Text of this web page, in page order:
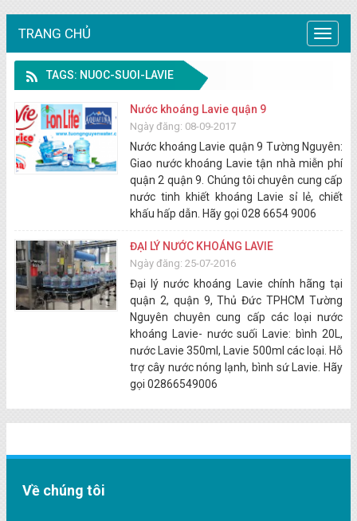
TRANG CHỦ
Trang
chủ
TAGS: NUOC-SUOI-LAVIE
Nước khoáng Lavie quận 9
Ngày đăng: 08-09-2017
Nước khoáng Lavie quận 9 Tường Nguyên:
Giao nước khoáng Lavie tận nhà miễn phí
quận 2 quận 9. Chúng tôi chuyên cung cấp
nước tinh khiết khoáng Lavie sỉ lẻ, chiết
khấu hấp dẫn. Hãy gọi 028 6654 9006
ĐẠI LÝ NƯỚC KHOÁNG LAVIE
Ngày đăng: 25-07-2016
Đại lý nước khoáng Lavie chính hãng tại
quận 2, quận 9, Thủ Đức TPHCM Tường
Nguyên chuyên cung cấp các loại nước
khoáng Lavie- nước suối Lavie: bình 20L,
nước Lavie 350ml, Lavie 500ml các loại. Hỗ
trợ cây nước nóng lạnh, bình sứ Lavie. Hãy
gọi 02866549006
Về chúng tôi